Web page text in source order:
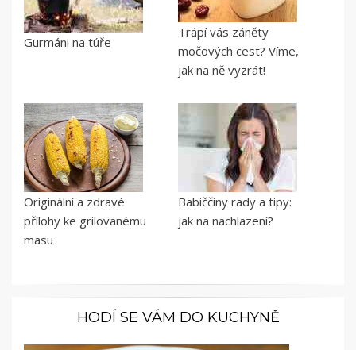
Gurmáni na túře
Trápí vás záněty
močových cest? Víme,
jak na ně vyzrát!
Originální a zdravé
přílohy ke grilovanému
masu
Babiččiny rady a tipy:
jak na nachlazení?
HODÍ SE VÁM DO KUCHYNĚ